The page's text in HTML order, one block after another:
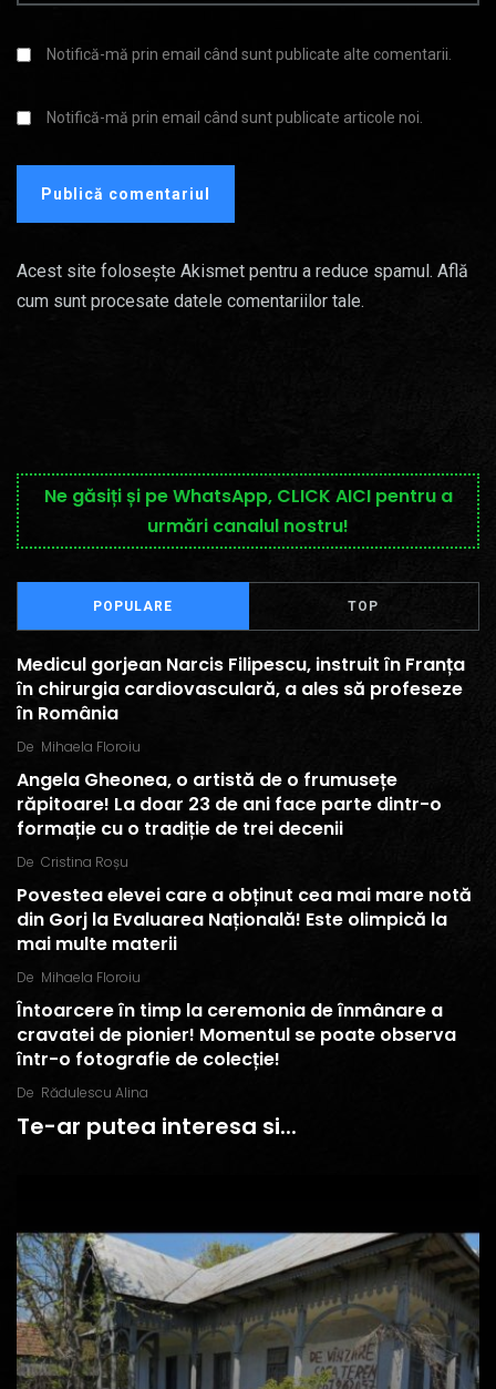
Notifică-mă prin email când sunt publicate alte comentarii.
Notifică-mă prin email când sunt publicate articole noi.
Acest site folosește Akismet pentru a reduce spamul. Află
cum sunt procesate datele comentariilor tale.
Ne găsiți și pe WhatsApp, CLICK AICI pentru a
urmări canalul nostru!
POPULARE TOP
Medicul gorjean Narcis Filipescu, instruit în Franța
în chirurgia cardiovasculară, a ales să profeseze
în România
De Mihaela Floroiu
Angela Gheonea, o artistă de o frumusețe
răpitoare! La doar 23 de ani face parte dintr-o
formație cu o tradiție de trei decenii
De Cristina Roșu
Povestea elevei care a obținut cea mai mare notă
din Gorj la Evaluarea Națională! Este olimpică la
mai multe materii
De Mihaela Floroiu
Întoarcere în timp la ceremonia de înmânare a
cravatei de pionier! Momentul se poate observa
într-o fotografie de colecție!
De Rădulescu Alina
Te-ar putea interesa si...